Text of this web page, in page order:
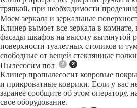
тряпкой, при необходимости
Моем зеркала и зеркальные
Клинер вымоет все зеркала в комнате,
фасады шкафов на высоту вытянутой
поверхности туалетных столиков и
свободные от вещей стеклянные
Пылесосим пол
Клинер пропылесосит ковровые
и прикроватные коврики. Если у вас
заранее сообщите об этом оператору,
свое оборудование.